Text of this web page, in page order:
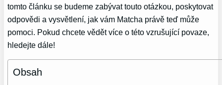
tomto článku se budeme zabývat touto otázkou, poskytovat
odpovědi a vysvětlení, jak vám Matcha právě teď může
pomoci. Pokud chcete vědět více o této vzrušující povaze,
hledejte dále!
Obsah